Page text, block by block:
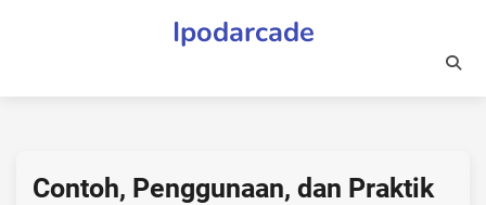
Ipodarcade
Contoh, Penggunaan, dan Praktik